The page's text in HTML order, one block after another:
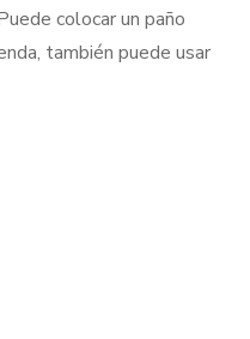
colocar un paño
también puede usar